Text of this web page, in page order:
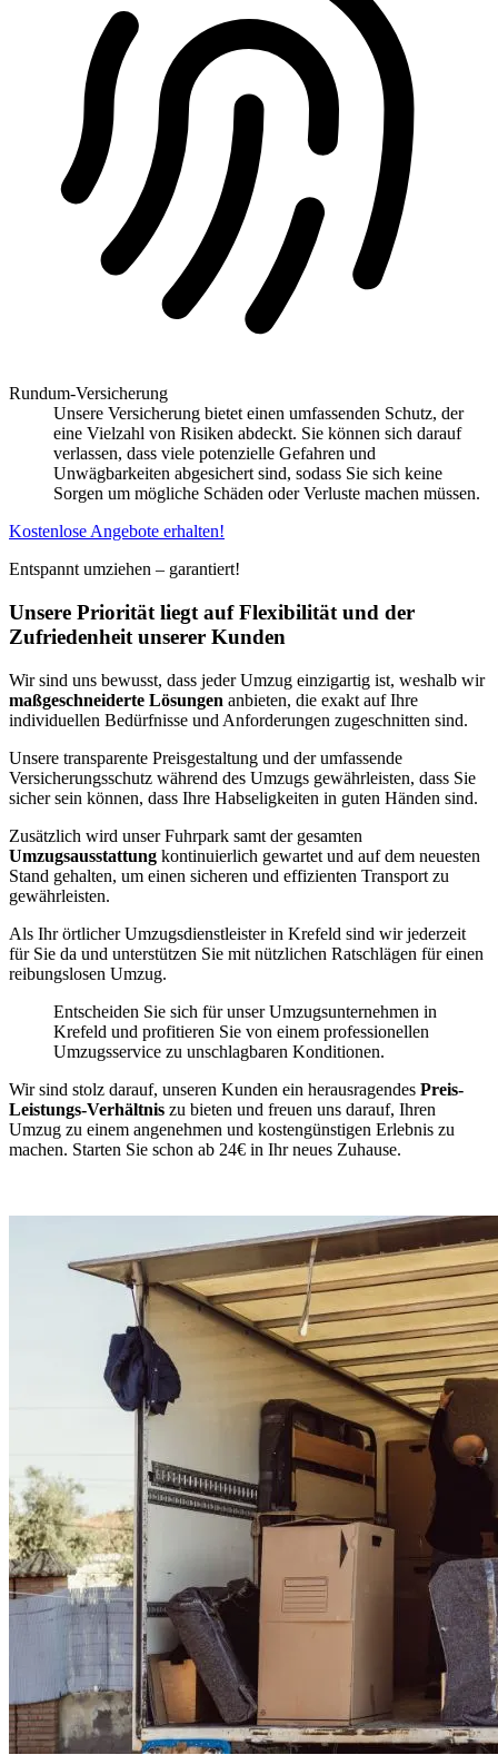
Rundum-Versicherung
Unsere Versicherung bietet einen umfassenden Schutz, der
eine Vielzahl von Risiken abdeckt. Sie können sich darauf
verlassen, dass viele potenzielle Gefahren und
Unwägbarkeiten abgesichert sind, sodass Sie sich keine
Sorgen um mögliche Schäden oder Verluste machen müssen.
Kostenlose Angebote erhalten!
Entspannt umziehen – garantiert!
Unsere Priorität liegt auf Flexibilität und der
Zufriedenheit unserer Kunden
Wir sind uns bewusst, dass jeder Umzug einzigartig ist, weshalb wir
maßgeschneiderte Lösungen anbieten, die exakt auf Ihre
individuellen Bedürfnisse und Anforderungen zugeschnitten sind.
Unsere transparente Preisgestaltung und der umfassende
Versicherungsschutz während des Umzugs gewährleisten, dass Sie
sicher sein können, dass Ihre Habseligkeiten in guten Händen sind.
Zusätzlich wird unser Fuhrpark samt der gesamten
Umzugsausstattung kontinuierlich gewartet und auf dem neuesten
Stand gehalten, um einen sicheren und effizienten Transport zu
gewährleisten.
Als Ihr örtlicher Umzugsdienstleister in Krefeld sind wir jederzeit
für Sie da und unterstützen Sie mit nützlichen Ratschlägen für einen
reibungslosen Umzug.
Entscheiden Sie sich für unser Umzugsunternehmen in
Krefeld und profitieren Sie von einem professionellen
Umzugsservice zu unschlagbaren Konditionen.
Wir sind stolz darauf, unseren Kunden ein herausragendes Preis-
Leistungs-Verhältnis zu bieten und freuen uns darauf, Ihren
Umzug zu einem angenehmen und kostengünstigen Erlebnis zu
machen. Starten Sie schon ab 24€ in Ihr neues Zuhause.